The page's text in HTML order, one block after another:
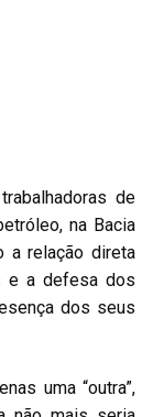
de
na Bacia
a relação direta
e a defesa dos
dos seus
uma “outra”,